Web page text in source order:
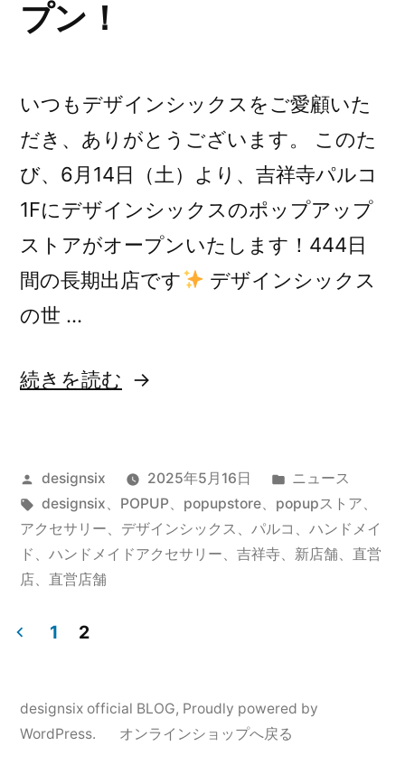
プン！
いつもデザインシックスをご愛顧いた
だき、ありがとうございます。 このた
び、6月14日（土）より、吉祥寺パルコ
1Fにデザインシックスのポップアップ
ストアがオープンいたします！444日
間の長期出店です
デザインシックス
の世 …
“
祥
寺
パ
ル
コ
に
続きを読む
投
稿
者:
designsix 2025年5月16日
カ
テ
ゴ
リ
ニュース
タ
グ:
designsix、 POPUP、 popupstore、 popupストア、
アクセサリー、 デザインシックス 、 パルコ 、 ハンドメイ
ド 、 ハンドメイドアクセサリー、 吉祥寺、 新店舗、 直営
店、 直営店舗
稿
の
1 2
designsix official BLOG, Proudly powered by
WordPress.
オンラインショップへ戻る